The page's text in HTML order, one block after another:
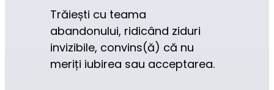
Trăiești cu teama
abandonului, ridicând ziduri
invizibile, convins(ă) că nu
meriți iubirea sau acceptarea.